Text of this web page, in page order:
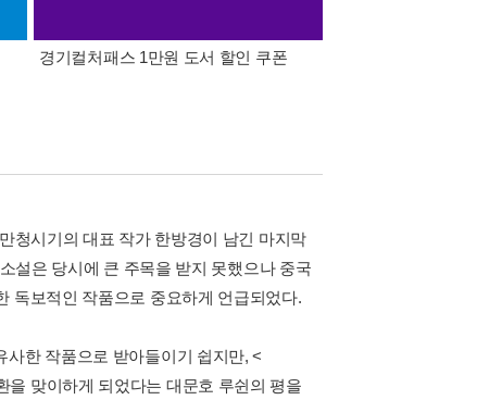
경기컬처패스 1만원 도서 할인 쿠폰
청시기의 대표 작가 한방경이 남긴 마지막
설은 당시에 큰 주목을 받지 못했으나 중국
독보적인 작품으로 중요하게 언급되었다.
한 작품으로 받아들이기 쉽지만, <
맞이하게 되었다는 대문호 루쉰의 평을